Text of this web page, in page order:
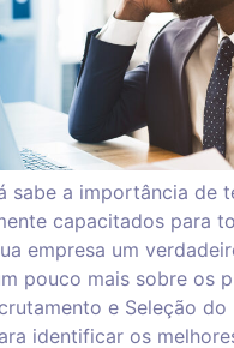
sabe a importância de
capacitados para
empresa um
pouco mais sobre os
e Seleção do
identificar os